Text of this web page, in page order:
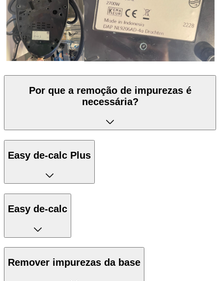
Por que a remoção de impurezas é
necessária?
Easy de-calc Plus
Easy de-calc
Remover impurezas da base